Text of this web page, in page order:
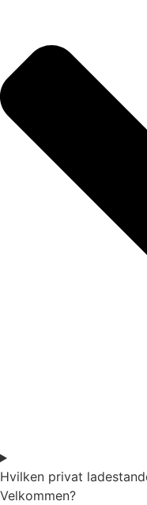
Hvilken privat
Velkommen?